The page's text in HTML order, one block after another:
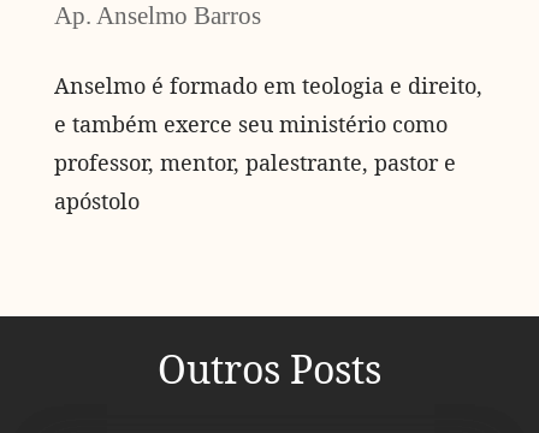
Ap. Anselmo Barros
Anselmo é formado em teologia e direito,
e também exerce seu ministério como
professor, mentor, palestrante, pastor e
apóstolo
Outros Posts